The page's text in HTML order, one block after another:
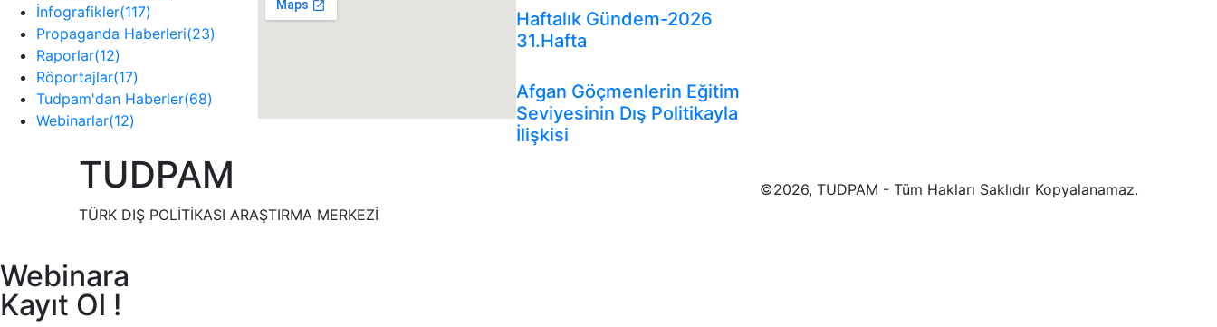
İnfografikler(117)
Propaganda Haberleri(23)
Raporlar(12)
Röportajlar(17)
Tudpam'dan Haberler(68)
Webinarlar(12)
Haftalık Gündem-2026
31.Hafta
Afgan Göçmenlerin Eğitim
Seviyesinin Dış Politikayla
İlişkisi
TUDPAM
TÜRK DIŞ POLİTİKASI ARAŞTIRMA MERKEZİ
©2026, TUDPAM - Tüm Hakları Saklıdır Kopyalanamaz.
Webinara
Kayıt Ol !